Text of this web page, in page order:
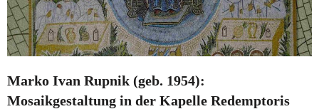
Marko Ivan Rupnik (geb. 1954):
Mosaikgestaltung in der Kapelle Redemptoris